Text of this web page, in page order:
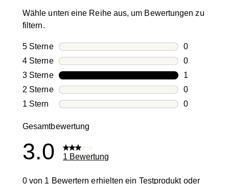
Wähle unten eine Reihe aus, um Bewertungen zu
filtern.
5 SterneSterne
0
0
4 SterneSterne
0
0
3 SterneSterne
1
1
2 SterneSterne
0
0
1 Stern Sterne
0
Gesamtbewertung
3.0 1 Bewertung
0 von 1 Bewertern erhielten ein Testprodukt oder